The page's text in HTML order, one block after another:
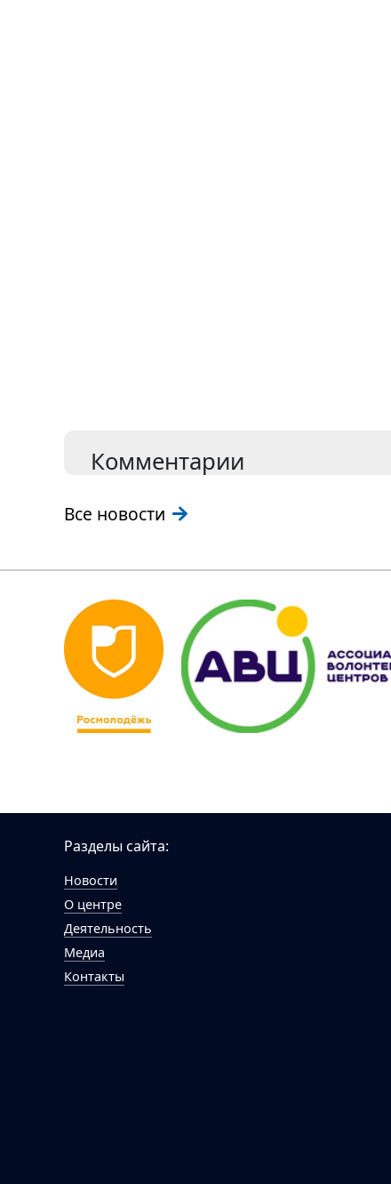
Комментарии
Все новости
Разделы сайта:
Новости
О центре
Деятельность
Медиа
Контакты